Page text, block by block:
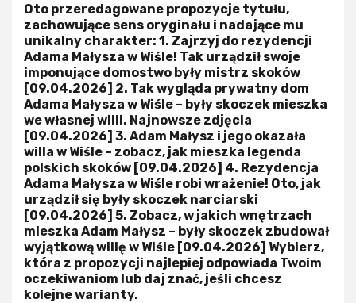
Oto przeredagowane propozycje tytułu,
zachowujące sens oryginału i nadające mu
unikalny charakter: 1. Zajrzyj do rezydencji
Adama Małysza w Wiśle! Tak urządził swoje
imponujące domostwo były mistrz skoków
[09.04.2026] 2. Tak wygląda prywatny dom
Adama Małysza w Wiśle – były skoczek mieszka
we własnej willi. Najnowsze zdjęcia
[09.04.2026] 3. Adam Małysz i jego okazała
willa w Wiśle – zobacz, jak mieszka legenda
polskich skoków [09.04.2026] 4. Rezydencja
Adama Małysza w Wiśle robi wrażenie! Oto, jak
urządził się były skoczek narciarski
[09.04.2026] 5. Zobacz, w jakich wnętrzach
mieszka Adam Małysz – były skoczek zbudował
wyjątkową willę w Wiśle [09.04.2026] Wybierz,
która z propozycji najlepiej odpowiada Twoim
oczekiwaniom lub daj znać, jeśli chcesz
kolejne warianty.